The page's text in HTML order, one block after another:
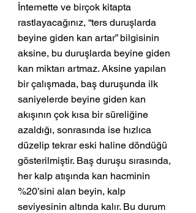
İnternette ve birçok kitapta
rastlayacağınız, “ters duruşlarda
beyine giden kan artar” bilgisinin
aksine, bu duruşlarda beyine giden
kan miktarı artmaz. Aksine yapılan
bir çalışmada, baş duruşunda ilk
saniyelerde beyine giden kan
akışının çok kısa bir süreliğine
azaldığı, sonrasında ise hızlıca
düzelip tekrar eski haline döndüğü
gösterilmiştir. Baş duruşu sırasında,
her kalp atışında kan hacminin
%20’sini alan beyin, kalp
seviyesinin altında kalır. Bu durum